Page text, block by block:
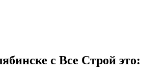
с Все Строй это: